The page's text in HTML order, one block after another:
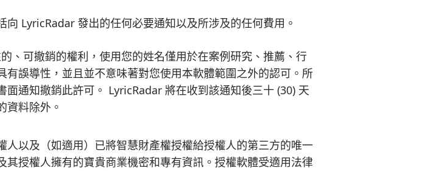
LyricRadar 發出的任何必要通知以及所涉及的任何費用。
、可撤銷的權利，使用您的姓名僅用於在案例研究、推薦、行
誤導性，並且並不意味著對您使用本軟體範圍之外的認可。所
通知撤銷此許可。 LyricRadar 將在收到該通知後三十 (30) 天
資料除外。
以及（如適用）已將智慧財產權授權給授權人的第三方的唯一
授權人擁有的寶貴商業機密和專有資訊。授權軟體受適用法律